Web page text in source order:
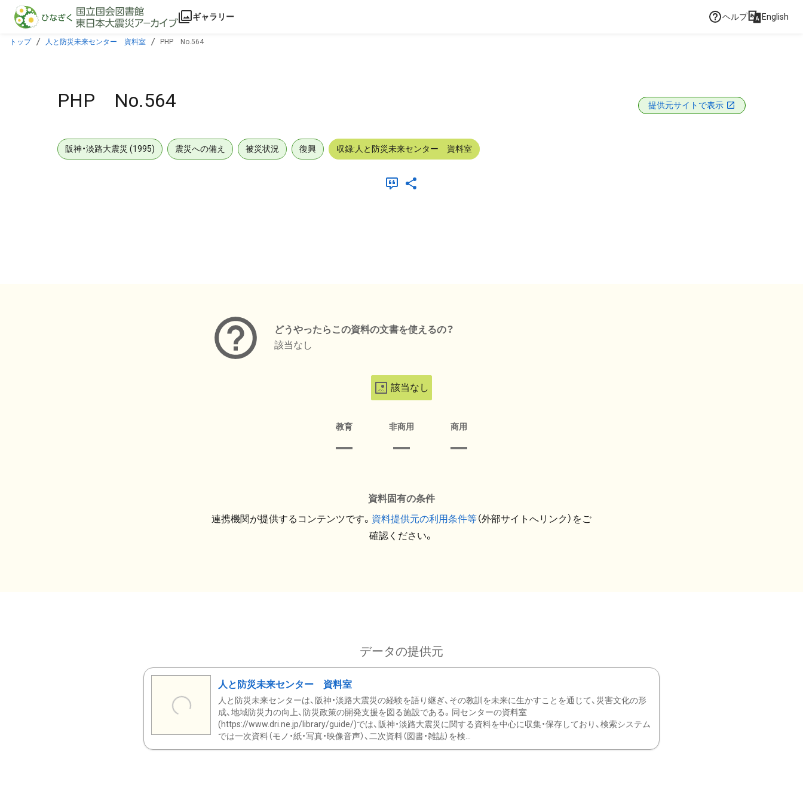
本文に飛ぶ
ギャラリー ヘルプ English
トップ 人と防災未来センター 資料室 PHP No.564
PHP No.564 提供元サイトで表示
阪神・淡路大震災 (1995) 震災への備え 被災状況 復興 収録:人と防災未来センター 資料室
どうやったらこの資料の文書を使えるの？
該当なし
該当なし
教育 非商用 商用
資料固有の条件
連携機関が提供するコンテンツです。 資料提供元の利用条件等（外部サイトへリンク）をご
確認ください。
データの提供元
人と防災未来センター 資料室
人と防災未来センターは、阪神・淡路大震災の経験を語り継ぎ、その教訓を未来に生かすことを通じて、災害文化の形
成、地域防災力の向上、防災政策の開発支援を図る施設である。同センターの資料室
(https://www.dri.ne.jp/library/guide/)では、阪神・淡路大震災に関する資料を中心に収集・保存しており、検索システム
では一次資料（モノ・紙・写真・映像音声）、二次資料（図書・雑誌）を検...